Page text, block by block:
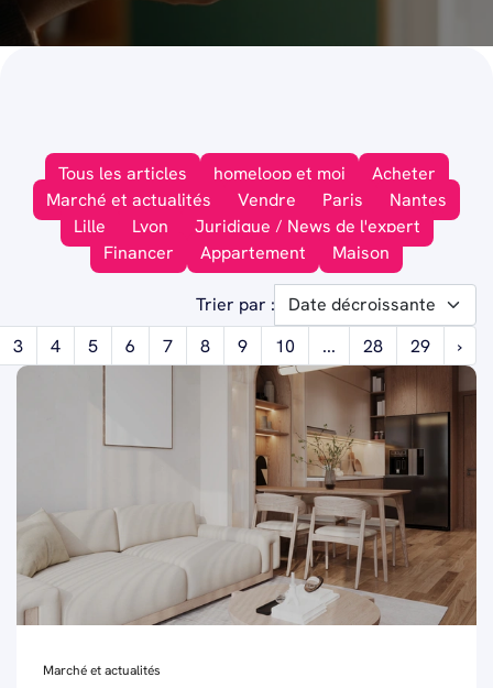
Tous les articles homeloop et moi
Acheter
Marché et actualités
Vendre Paris
Nantes
Lille
Lyon
Juridique / News de l'expert
Financer
Appartement Maison
Trier par :
3
4 5 6 7 8 9 10 ... 28 29 ›
Marché et actualités